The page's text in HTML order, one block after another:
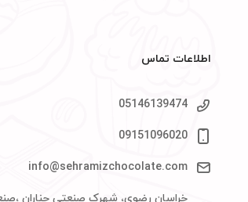
اطلاعات تماس
05146139474
09151096020
info@sehramizchocolate.com